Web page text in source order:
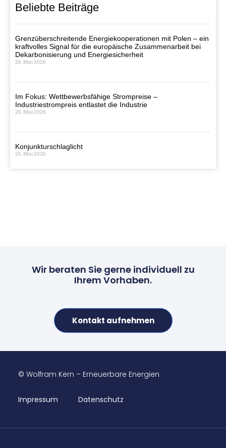
Beliebte Beiträge
Grenzüberschreitende Energiekooperationen mit Polen – ein
kraftvolles Signal für die europäische Zusammenarbeit bei
Dekarbonisierung und Energiesicherheit
26. Mai 2026
Im Fokus: Wettbewerbsfähige Strompreise –
Industriestrompreis entlastet die Industrie
26. Mai 2026
Konjunkturschlaglicht
26. Mai 2026
Wir beraten Sie gerne individuell zu
Ihrem Vorhaben.
Kontakt aufnehmen
© Wolfram Kern – Erneuerbare Energien
Impressum Datenschutz